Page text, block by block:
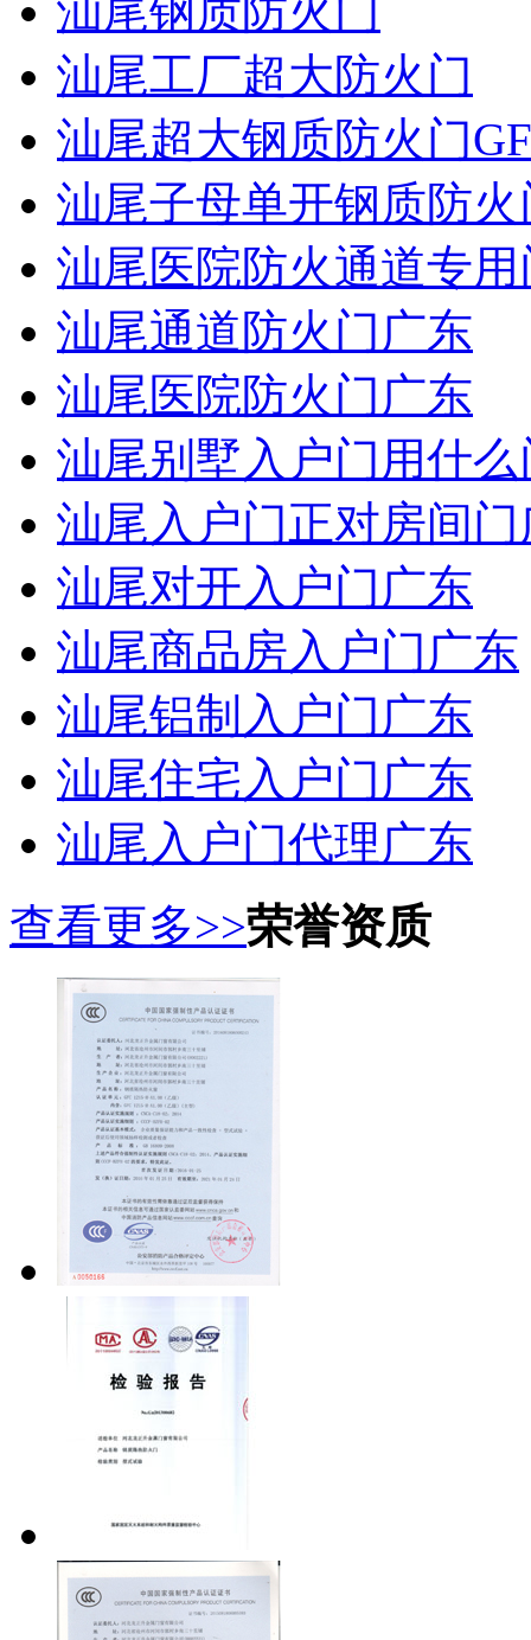
汕尾钢质防火门
汕尾工厂超大防火门
汕尾超大钢质防火门
汕尾子母单开钢质防火
汕尾医院防火通道专用
汕尾通道防火门广东
汕尾医院防火门广东
汕尾别墅入户门用什
汕尾入户门正对房间门
汕尾对开入户门广东
汕尾商品房入户门广东
汕尾铝制入户门广东
汕尾住宅入户门广东
汕尾入户门代理广东
查看更多>>荣誉资质